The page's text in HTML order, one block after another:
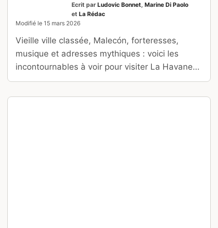
Ecrit par Ludovic Bonnet, Marine Di Paolo
et La Rédac
Modifié le 15 mars 2026
Vieille ville classée, Malecón, forteresses,
musique et adresses mythiques : voici les
incontournables à voir pour visiter La Havane
sans rien manquer.